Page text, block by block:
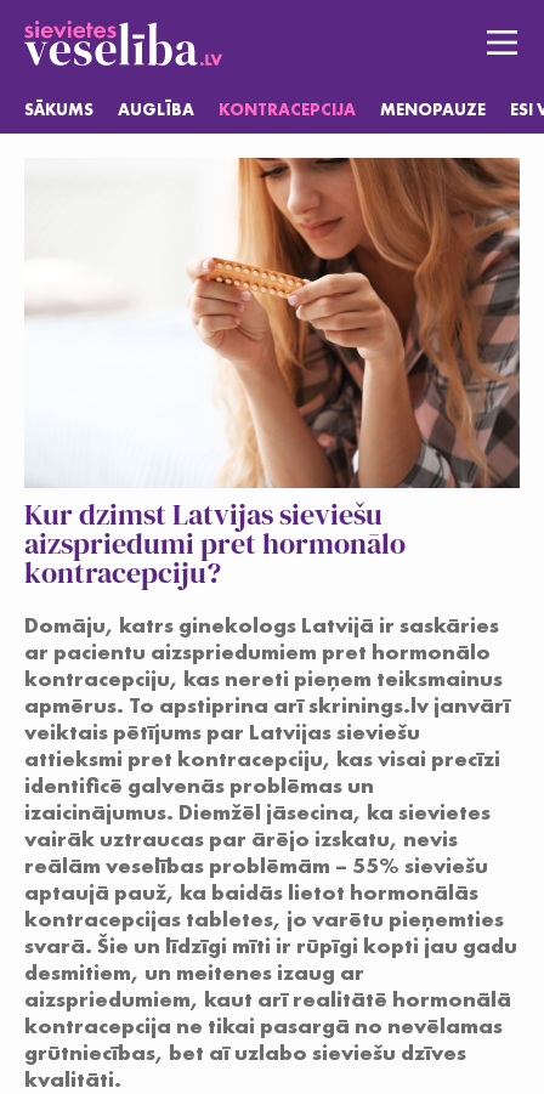
SĀKUMS AUGLĪBA KONTRACEPCIJA MENOPAUZE ESI
Sākums
Kontracepcija
Jautājumi
Jauniešiem
Kur dzimst Latvijas sieviešu
aizspriedumi pret hormonālo
kontracepciju?
Domāju, katrs ginekologs Latvijā ir saskāries
ar pacientu aizspriedumiem pret hormonālo
kontracepciju, kas nereti pieņem teiksmainus
apmērus. To apstiprina arī skrinings.lv janvārī
veiktais pētījums par Latvijas sieviešu
attieksmi pret kontracepciju, kas visai precīzi
identificē galvenās problēmas un
izaicinājumus. Diemžēl jāsecina, ka sievietes
vairāk uztraucas par ārējo izskatu, nevis
reālām veselības problēmām – 55% sieviešu
aptaujā pauž, ka baidās lietot hormonālās
kontracepcijas tabletes, jo varētu pieņemties
svarā. Šie un līdzīgi mīti ir rūpīgi kopti jau gadu
desmitiem, un meitenes izaug ar
aizspriedumiem, kaut arī realitātē hormonālā
kontracepcija ne tikai pasargā no nevēlamas
grūtniecības, bet aī uzlabo sieviešu dzīves
kvalitāti.